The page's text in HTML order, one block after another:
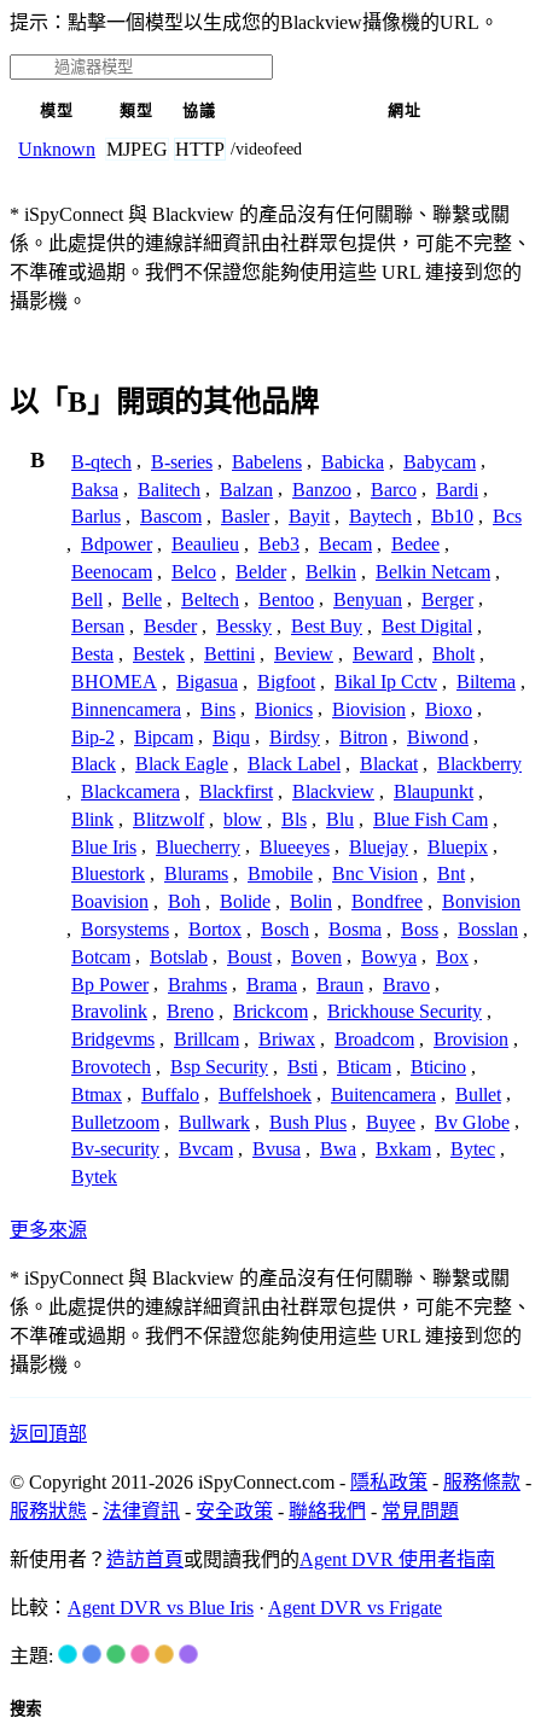
提示：點擊一個模型以生成您的Blackview攝像機的URL。
模型 類型 協議 網址
Unknown MJPEG HTTP /videofeed
* iSpyConnect 與 Blackview 的產品沒有任何關聯、聯繫或關
係。此處提供的連線詳細資訊由社群眾包提供，可能不完整、
不準確或過期。我們不保證您能夠使用這些 URL 連接到您的
攝影機。
以「B」開頭的其他品牌
B B-qtech , B-series , Babelens , Babicka , Babycam ,
Baksa , Balitech , Balzan , Banzoo , Barco , Bardi ,
Barlus , Bascom , Basler , Bayit , Baytech , Bb10 , Bcs
, Bdpower , Beaulieu , Beb3 , Becam , Bedee ,
Beenocam , Belco , Belder , Belkin , Belkin Netcam ,
Bell , Belle , Beltech , Bentoo , Benyuan , Berger ,
Bersan , Besder , Bessky , Best Buy , Best Digital ,
Besta , Bestek , Bettini , Beview , Beward , Bholt ,
BHOMEA , Bigasua , Bigfoot , Bikal Ip Cctv , Biltema ,
Binnencamera , Bins , Bionics , Biovision , Bioxo ,
Bip-2 , Bipcam , Biqu , Birdsy , Bitron , Biwond ,
Black , Black Eagle , Black Label , Blackat , Blackberry
, Blackcamera , Blackfirst , Blackview , Blaupunkt ,
Blink , Blitzwolf , blow , Bls , Blu , Blue Fish Cam ,
Blue Iris , Bluecherry , Blueeyes , Bluejay , Bluepix ,
Bluestork , Blurams , Bmobile , Bnc Vision , Bnt ,
Boavision , Boh , Bolide , Bolin , Bondfree , Bonvision
, Borsystems , Bortox , Bosch , Bosma , Boss , Bosslan ,
Botcam , Botslab , Boust , Boven , Bowya , Box ,
Bp Power , Brahms , Brama , Braun , Bravo ,
Bravolink , Breno , Brickcom , Brickhouse Security ,
Bridgevms , Brillcam , Briwax , Broadcom , Brovision ,
Brovotech , Bsp Security , Bsti , Bticam , Bticino ,
Btmax , Buffalo , Buffelshoek , Buitencamera , Bullet ,
Bulletzoom , Bullwark , Bush Plus , Buyee , Bv Globe ,
Bv-security , Bvcam , Bvusa , Bwa , Bxkam , Bytec ,
Bytek
更多來源
* iSpyConnect 與 Blackview 的產品沒有任何關聯、聯繫或關
係。此處提供的連線詳細資訊由社群眾包提供，可能不完整、
不準確或過期。我們不保證您能夠使用這些 URL 連接到您的
攝影機。
返回頂部
© Copyright 2011-2026 iSpyConnect.com - 隱私政策 - 服務條款 -
服務狀態 - 法律資訊 - 安全政策 - 聯絡我們 - 常見問題
新使用者？ 造訪首頁或閱讀我們的Agent DVR 使用者指南
比較： Agent DVR vs Blue Iris · Agent DVR vs Frigate
主題:
搜索